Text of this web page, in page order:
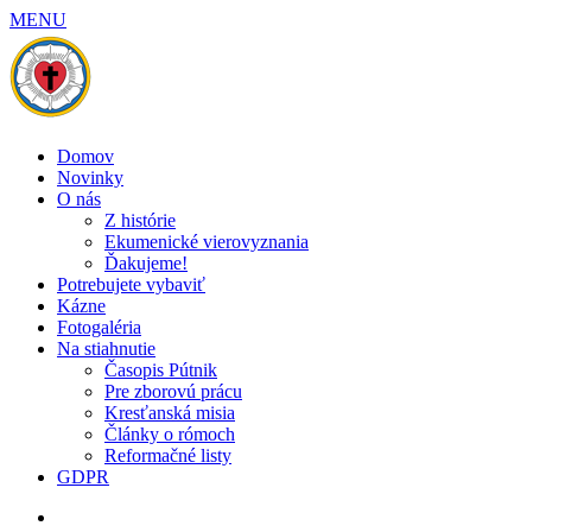
MENU
Domov
Novinky
O nás
Z histórie
Ekumenické vierovyznania
Ďakujeme!
Potrebujete vybaviť
Kázne
Fotogaléria
Na stiahnutie
Časopis Pútnik
Pre zborovú prácu
Kresťanská misia
Články o rómoch
Reformačné listy
GDPR